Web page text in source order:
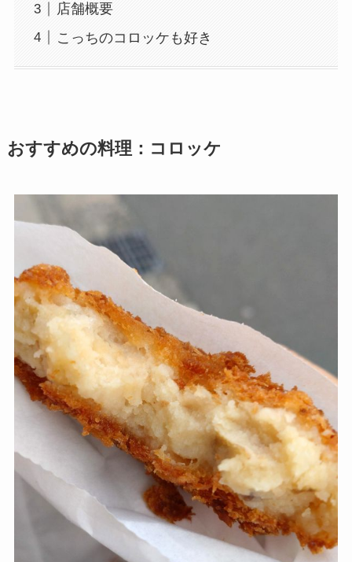
店舗概要
こっちのコロッケも好き
おすすめの料理：コロッケ